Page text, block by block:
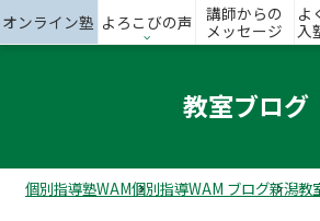
オンライン塾 よろこびの声
講師からの
メッセージ
よ
入
教室ブログ
個別指導塾WAM個別指導WAM ブログ新潟教